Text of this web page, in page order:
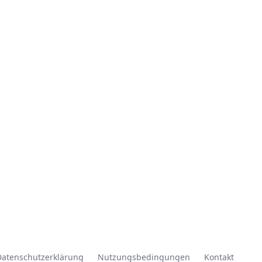
Nutzungsbedingungen Kontakt